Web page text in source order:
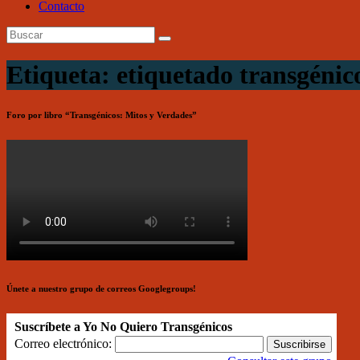
Contacto
Etiqueta: etiquetado
Foro por libro “Transgénicos: Mitos y Verdades”
Únete a nuestro grupo de correos Googlegroups!
Suscríbete a Yo No Quiero Transgénicos
Correo electrónico: